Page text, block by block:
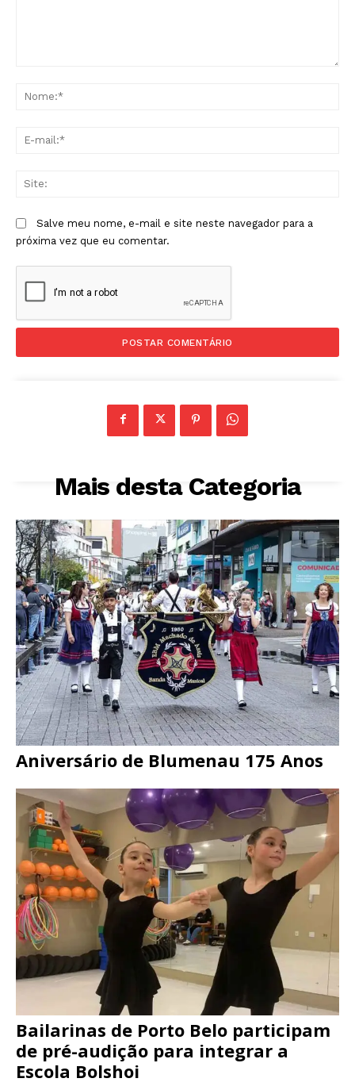
Salve meu nome, e-mail e site neste navegador para a
próxima vez que eu comentar.
Mais desta Categoria
Aniversário de Blumenau 175 Anos
Bailarinas de Porto Belo participam
de pré-audição para integrar a
Escola Bolshoi